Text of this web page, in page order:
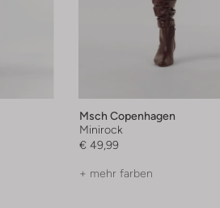
Msch Copenhagen
Minirock
€ 49,99
+ mehr farben